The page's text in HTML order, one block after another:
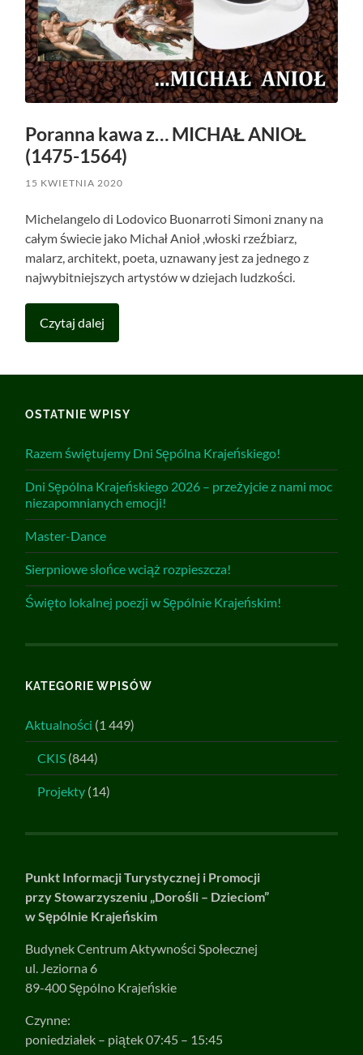
Poranna kawa z… MICHAŁ ANIOŁ
(1475-1564)
15 KWIETNIA 2020
Michelangelo di Lodovico Buonarroti Simoni znany na
całym świecie jako Michał Anioł ,włoski rzeźbiarz,
malarz, architekt, poeta, uznawany jest za jednego z
najwybitniejszych artystów w dziejach ludzkości.
Czytaj dalej
OSTATNIE WPISY
Razem świętujemy Dni Sępólna Krajeńskiego!
Dni Sępólna Krajeńskiego 2026 – przeżyjcie z nami moc
niezapomnianych emocji!
Master-Dance
Sierpniowe słońce wciąż rozpieszcza!
Święto lokalnej poezji w Sępólnie Krajeńskim!
KATEGORIE WPISÓW
Aktualności (1 449)
CKIS (844)
Projekty (14)
Punkt Informacji Turystycznej i Promocji
przy Stowarzyszeniu „Dorośli – Dzieciom”
w Sępólnie Krajeńskim
Budynek Centrum Aktywności Społecznej
ul. Jeziorna 6
89-400 Sępólno Krajeńskie
Czynne:
poniedziałek – piątek 07:45 – 15:45